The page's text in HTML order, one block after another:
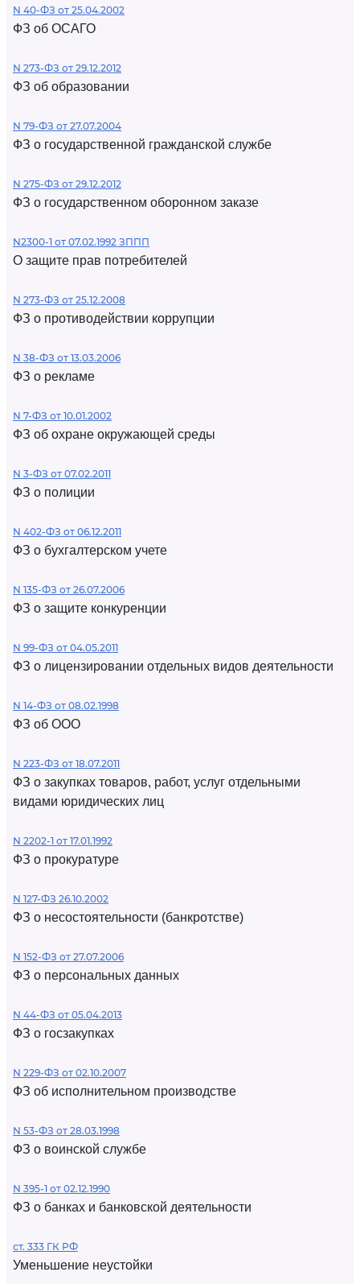
N 40-ФЗ от 25.04.2002
ФЗ об ОСАГО
N 273-ФЗ от 29.12.2012
ФЗ об образовании
N 79-ФЗ от 27.07.2004
ФЗ о государственной гражданской службе
N 275-ФЗ от 29.12.2012
ФЗ о государственном оборонном заказе
N2300-1 от 07.02.1992 ЗППП
О защите прав потребителей
N 273-ФЗ от 25.12.2008
ФЗ о противодействии коррупции
N 38-ФЗ от 13.03.2006
ФЗ о рекламе
N 7-ФЗ от 10.01.2002
ФЗ об охране окружающей среды
N 3-ФЗ от 07.02.2011
ФЗ о полиции
N 402-ФЗ от 06.12.2011
ФЗ о бухгалтерском учете
N 135-ФЗ от 26.07.2006
ФЗ о защите конкуренции
N 99-ФЗ от 04.05.2011
ФЗ о лицензировании отдельных видов деятельности
N 14-ФЗ от 08.02.1998
ФЗ об ООО
N 223-ФЗ от 18.07.2011
ФЗ о закупках товаров, работ, услуг отдельными
видами юридических лиц
N 2202-1 от 17.01.1992
ФЗ о прокуратуре
N 127-ФЗ 26.10.2002
ФЗ о несостоятельности (банкротстве)
N 152-ФЗ от 27.07.2006
ФЗ о персональных данных
N 44-ФЗ от 05.04.2013
ФЗ о госзакупках
N 229-ФЗ от 02.10.2007
ФЗ об исполнительном производстве
N 53-ФЗ от 28.03.1998
ФЗ о воинской службе
N 395-1 от 02.12.1990
ФЗ о банках и банковской деятельности
ст. 333 ГК РФ
Уменьшение неустойки